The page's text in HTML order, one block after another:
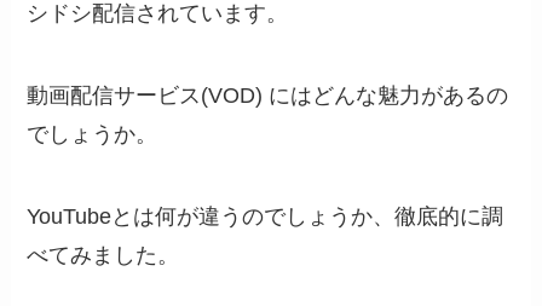
シドシ配信されています。
動画配信サービス(VOD) にはどんな魅力があるの
でしょうか。
YouTubeとは何が違うのでしょうか、徹底的に調
べてみました。